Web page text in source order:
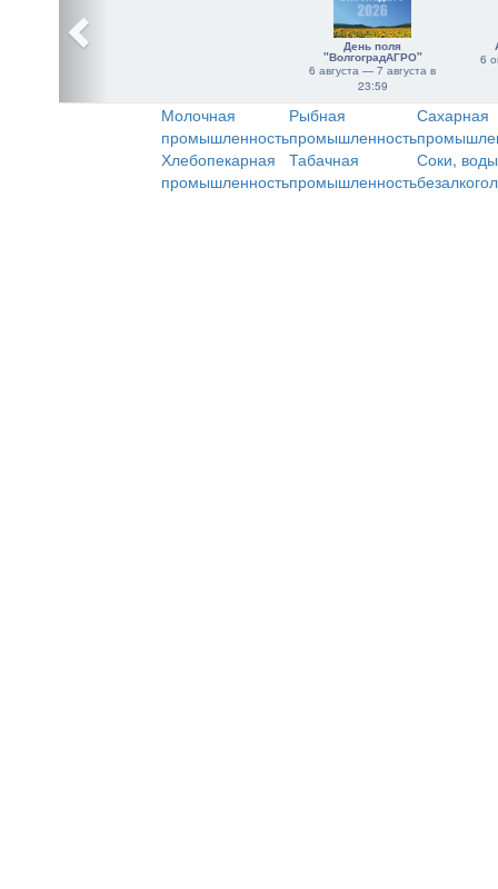
День поля
"ВолгоградАГРО"
6 августа — 7 августа в
23:59
6
Молочная
промышленность
Рыбная
промышленность
Сахарная
Хлебопекарная
промышленность
Табачная
промышленность
Соки,